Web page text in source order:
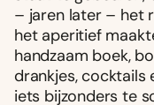
– jaren later – het
het aperitief
handzaam boek,
drankjes, cocktails
iets bijzonders te